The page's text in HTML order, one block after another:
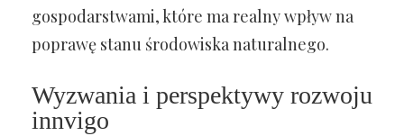
gospodarstwami, które ma realny wpływ na
poprawę stanu środowiska naturalnego.
Wyzwania i perspektywy rozwoju
innvigo